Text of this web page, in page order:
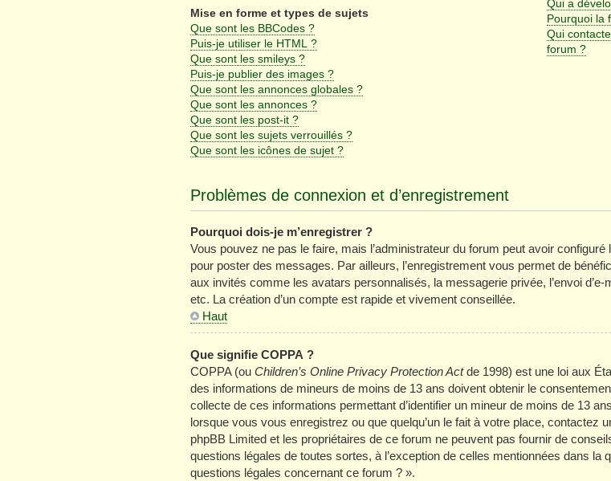
Mise en forme et types de sujets
Que sont les BBCodes ?
Puis-je utiliser le HTML ?
Que sont les smileys ?
Puis-je publier des images ?
Que sont les annonces globales ?
Que sont les annonces ?
Que sont les post-it ?
Que sont les sujets verrouillés ?
Que sont les icônes de sujet ?
Qui a
Pourquoi la
Qui
forum ?
Problèmes de connexion et d’enregistrement
Pourquoi dois-je m’enregistrer ?
Vous pouvez ne pas le faire, mais l’administrateur du forum peut avoir
pour poster des messages. Par ailleurs, l’enregistrement vous permet de
aux invités comme les avatars personnalisés, la messagerie privée, l’envoi
etc. La création d’un compte est rapide et vivement conseillée.
Haut
Que signifie COPPA ?
COPPA (ou Children’s Online Privacy Protection Actde 1998) est une loi aux
des informations de mineurs de moins de 13 ans doivent obtenir le
collecte de ces informations permettant d’identifier un mineur de moins de 13
lorsque vous vous enregistrez ou que quelqu’un le fait à votre place, contactez
phpBB Limited et les propriétaires de ce forum ne peuvent pas fournir de
questions légales de toutes sortes, à l’exception de celles mentionnées dans la
questions légales concernant ce forum ? ».